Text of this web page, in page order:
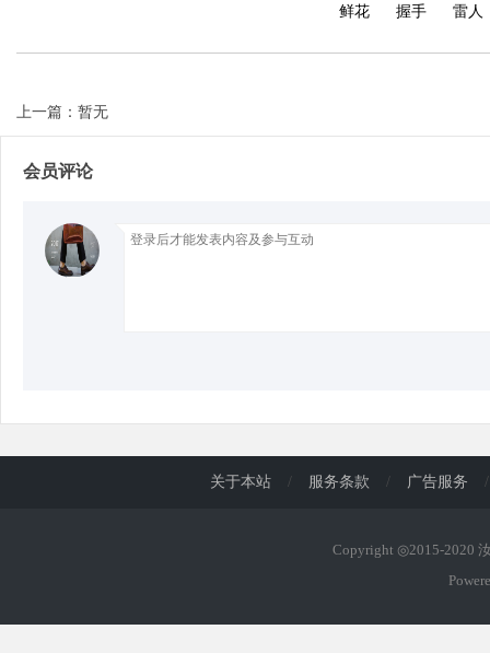
d
鲜花 握手 雷人
上一篇：暂无
会员评论
关于本站 / 服务条款 / 广告服务 /
Copyright ◎2015-2020